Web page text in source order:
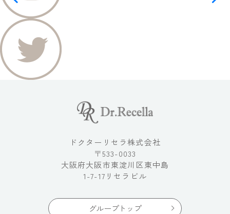
ドクターリセラ株式会社
〒533-0033
大阪府大阪市東淀川区東中島
1-7-17リセラビル
グループトップ